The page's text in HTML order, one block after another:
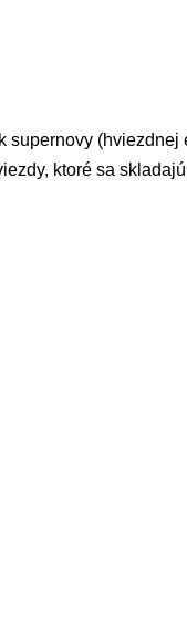
supernovy
ktoré sa